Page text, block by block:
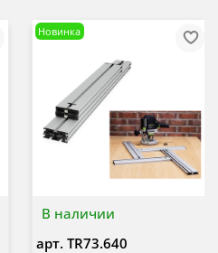
В наличии
Новинка
арт. TR73.640